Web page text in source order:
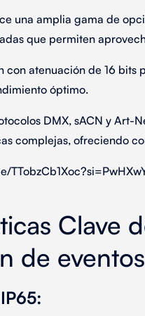
una amplia gama de
que permiten
con atenuación de 16 bits
óptimo.
DMX, sACN y Art-
complejas, ofreciendo
Clave
de eventos
: